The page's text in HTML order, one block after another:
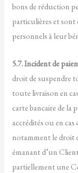
bons de réduction
particulières et
personnels à leur
5.7. Incident de
droit de suspendre
toute livraison en
carte bancaire de la
accrédités ou en cas
notamment le droit
émanant d’un
partiellement une